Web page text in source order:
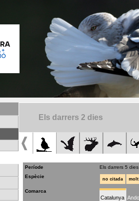
Els darrers 2 dies
Període
Els darrers 5 dies
Espècie
no citada
Comarca
Catalunya